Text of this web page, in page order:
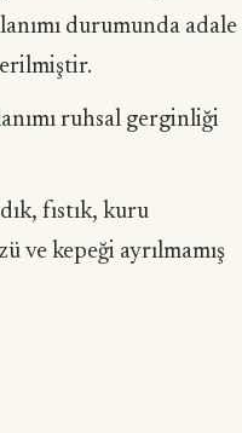
durumunda adale
ruhsal gerginliği
fıstık, kuru
ve kepeği ayrılmamış